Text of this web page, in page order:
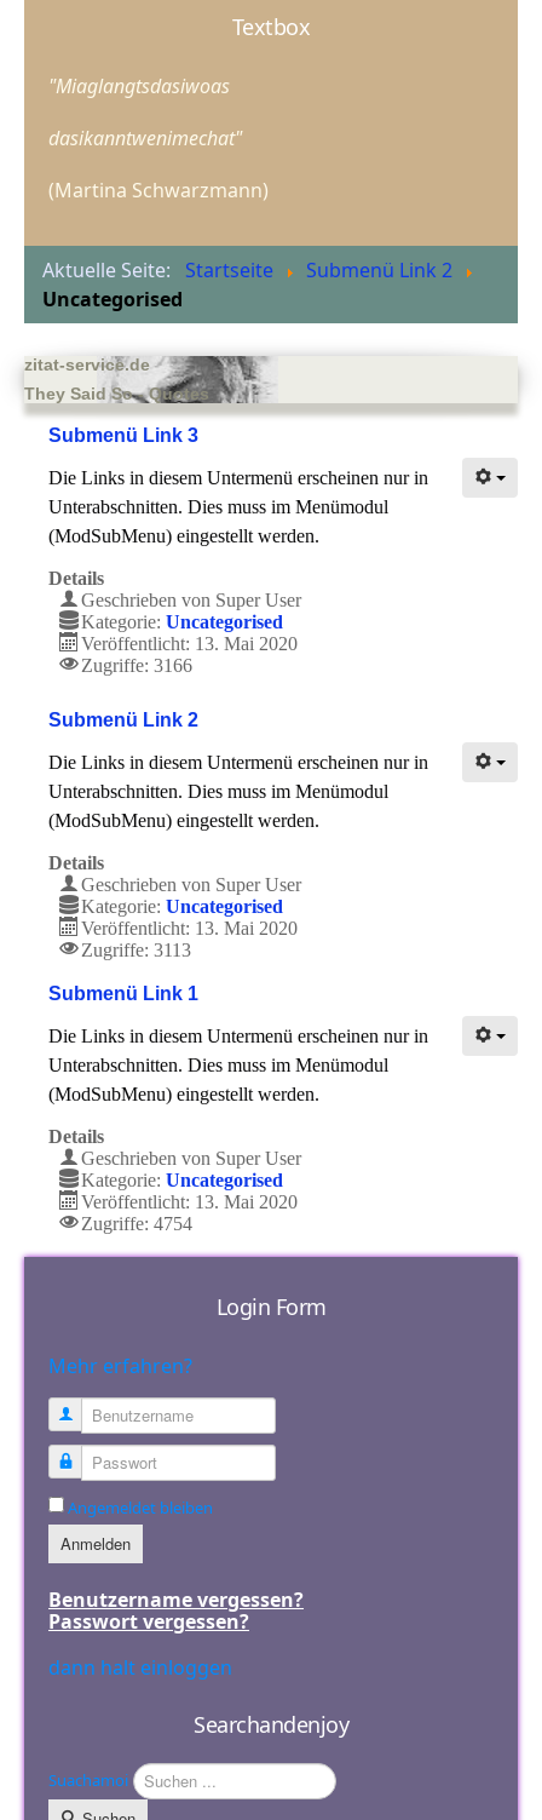
Textbox
"Miaglangtsdasiwoas
dasikanntwenimechat"
(Martina Schwarzmann)
Aktuelle Seite: Startseite
Submenü Link 2
Uncategorised
zitat-service.de
They Said So - Quotes
Submenü Link 3
Die Links in diesem Untermenü erscheinen nur in
Unterabschnitten. Dies muss im Menümodul
(ModSubMenu) eingestellt werden.
Details
Geschrieben von Super User
Kategorie: Uncategorised
Veröffentlicht: 13. Mai 2020
Zugriffe: 3166
Submenü Link 2
Die Links in diesem Untermenü erscheinen nur in
Unterabschnitten. Dies muss im Menümodul
(ModSubMenu) eingestellt werden.
Details
Geschrieben von Super User
Kategorie: Uncategorised
Veröffentlicht: 13. Mai 2020
Zugriffe: 3113
Submenü Link 1
Die Links in diesem Untermenü erscheinen nur in
Unterabschnitten. Dies muss im Menümodul
(ModSubMenu) eingestellt werden.
Details
Geschrieben von Super User
Kategorie: Uncategorised
Veröffentlicht: 13. Mai 2020
Zugriffe: 4754
Login Form
Mehr erfahren?
Benutzername
Passwort
Angemeldet bleiben
Anmelden
Benutzername vergessen?
Passwort vergessen?
dann halt einloggen
Searchandenjoy
Suachamoi